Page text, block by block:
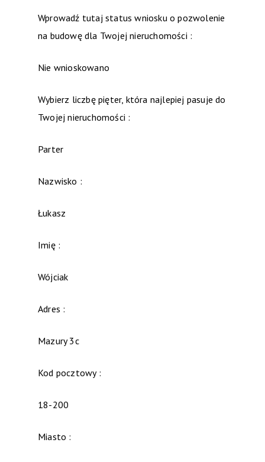
Wprowadź tutaj status wniosku o pozwolenie
na budowę dla Twojej nieruchomości :
Nie wnioskowano
Wybierz liczbę pięter, która najlepiej pasuje do
Twojej nieruchomości :
Parter
Nazwisko :
Łukasz
Imię :
Wójciak
Adres :
Mazury 3c
Kod pocztowy :
18-200
Miasto :